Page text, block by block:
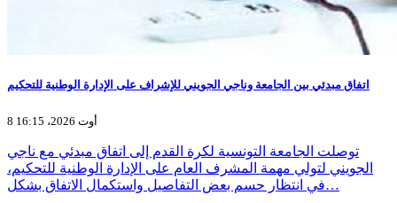
اتفاق مبدئي بين الجامعة وناجي الجويني للإشراف على الإدارة الوطنية للتحكيم
8 أوت 2026، 16:15
توصلت الجامعة التونسية لكرة القدم إلى اتفاق مبدئي مع ناجي
الجويني لتولي مهمة المشرف العام على الإدارة الوطنية للتحكيم،
في انتظار حسم بعض التفاصيل واستكمال الاتفاق بشكل…